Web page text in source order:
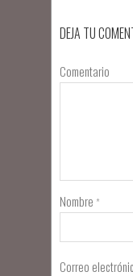
DEJA TU
Comentario
Nombre *
Correo